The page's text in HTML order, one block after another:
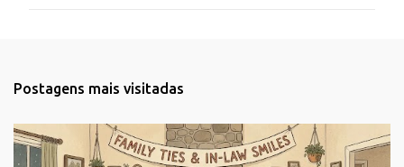
r
i
Postagens mais visitadas